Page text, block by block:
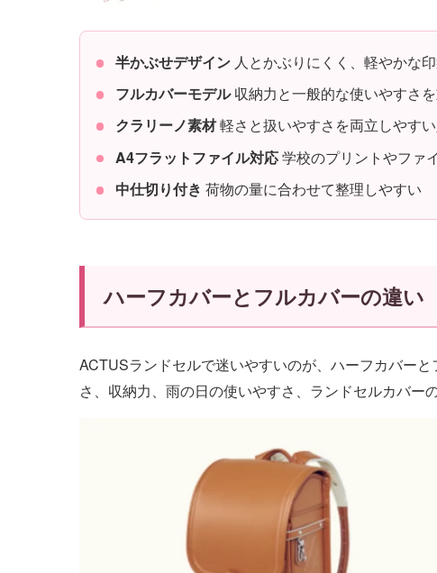
半かぶせデザイン 人とかぶりにくく、軽やかな
フルカバーモデル収納力と一般的な使いやすさ
クラリーノ素材軽さと扱いやすさを両立しやす
A4フラットファイル対応学校のプリントやファ
中仕切り付き 荷物の量に合わせて整理しやすい
ハーフカバーとフルカバーの違い
ACTUSランドセルで迷いやすいのが、ハーフカバー
さ、収納力、雨の日の使いやすさ、ランドセルカバー